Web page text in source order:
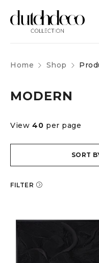
Home Shop
MODERN
FILTER
SORT
View 40 per page